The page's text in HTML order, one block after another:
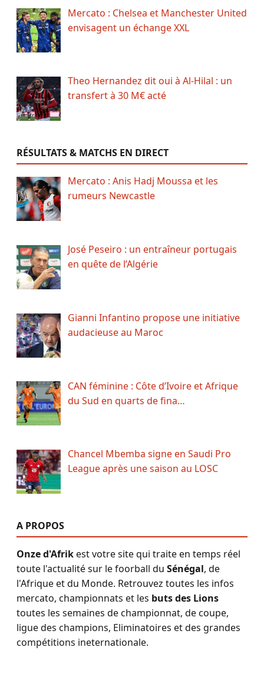
Mercato : Chelsea et Manchester United
envisagent un échange XXL
Theo Hernandez dit oui à Al-Hilal : un
transfert à 30 M€ acté
RÉSULTATS & MATCHS EN DIRECT
Mercato : Anis Hadj Moussa et les
rumeurs Newcastle
José Peseiro : un entraîneur portugais
en quête de l’Algérie
Gianni Infantino propose une initiative
audacieuse au Maroc
CAN féminine : Côte d’Ivoire et Afrique
du Sud en quarts de fina…
Chancel Mbemba signe en Saudi Pro
League après une saison au LOSC
A PROPOS
Onze d'Afrikest votre site qui traite en temps réel
toute l'actualité sur le foorball du Sénégal, de
l'Afrique et du Monde. Retrouvez toutes les infos
mercato, championnats et les buts des Lions
toutes les semaines de championnat, de coupe,
ligue des champions, Eliminatoires et des grandes
compétitions ineternationale.